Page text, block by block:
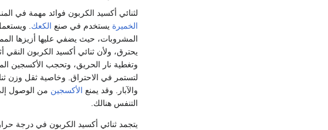
لثنائي أكسيد الكربون فوائد مهمة في
الخميرة يستخدم في صنع الكعك.
المشروبات، حيث يضفي عليها أزيزها
يحترق، ولأن ثنائي أكسيد الكربون النقي
وتغطية نار الحريق، وتحجب الأكسجين
لتستمر في الاحتراق. وخاصية ثقل وزن
والآبار. وقد يمنع الأكسجين من الوصول
التنفس هنالك.